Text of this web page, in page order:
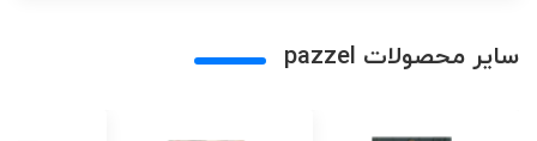
سایر محصولات pazzel